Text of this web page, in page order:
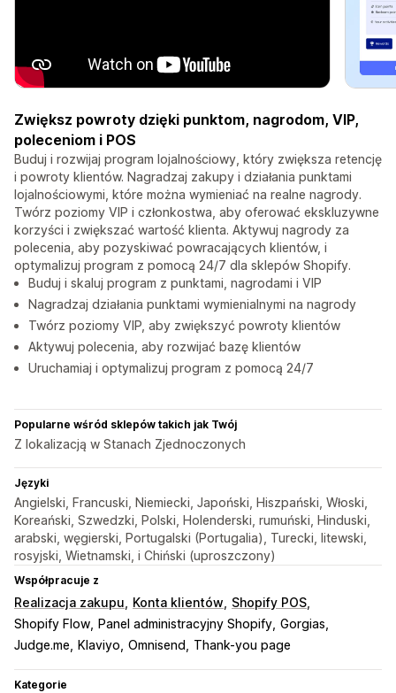
Zwiększ powroty dzięki punktom, nagrodom, VIP,
poleceniom i POS
Buduj i rozwijaj program lojalnościowy, który zwiększa retencję
i powroty klientów. Nagradzaj zakupy i działania punktami
lojalnościowymi, które można wymieniać na realne nagrody.
Twórz poziomy VIP i członkostwa, aby oferować ekskluzywne
korzyści i zwiększać wartość klienta. Aktywuj nagrody za
polecenia, aby pozyskiwać powracających klientów, i
optymalizuj program z pomocą 24/7 dla sklepów Shopify.
Buduj i skaluj program z punktami, nagrodami i VIP
Nagradzaj działania punktami wymienialnymi na nagrody
Twórz poziomy VIP, aby zwiększyć powroty klientów
Aktywuj polecenia, aby rozwijać bazę klientów
Uruchamiaj i optymalizuj program z pomocą 24/7
Popularne wśród sklepów takich jak Twój
Z lokalizacją w Stanach Zjednoczonych
Języki
Angielski, Francuski, Niemiecki, Japoński, Hiszpański, Włoski,
Koreański, Szwedzki, Polski, Holenderski, rumuński, Hinduski,
arabski, węgierski, Portugalski (Portugalia), Turecki, litewski,
rosyjski, Wietnamski, i Chiński (uproszczony)
Współpracuje z
Realizacja zakupu Konta klientów
Shopify POS
Shopify Flow
Panel administracyjny Shopify Gorgias
Judge.me
Klaviyo Omnisend Thank-you page
Kategorie